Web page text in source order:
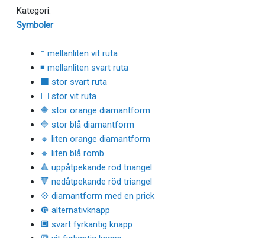
Kategori:
Symboler
◽ mellanliten vit ruta
◾ mellanliten svart ruta
⬛ stor svart ruta
⬜ stor vit ruta
🔶 stor orange diamantform
🔷 stor blå diamantform
🔸 liten orange diamantform
🔹 liten blå romb
🔺 uppåtpekande röd triangel
🔻 nedåtpekande röd triangel
💠 diamantform med en prick
🔘 alternativknapp
🔲 svart fyrkantig knapp